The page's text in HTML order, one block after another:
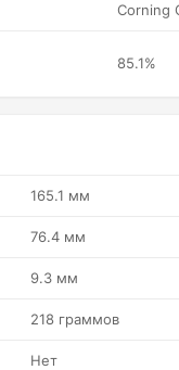
Corning
85.1%
165.1 мм
76.4 мм
9.3 мм
218 граммов
Нет